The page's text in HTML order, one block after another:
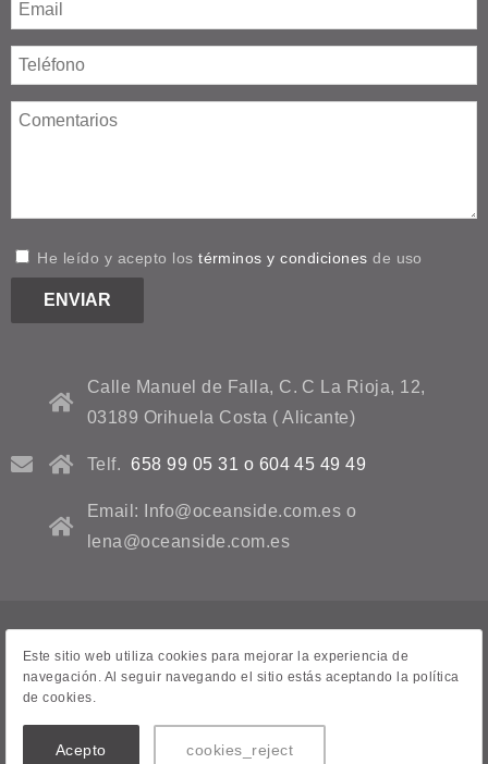
He leído y acepto lostérminos y condiciones de uso
Calle Manuel de Falla, C. C La Rioja, 12,
03189 Orihuela Costa ( Alicante)
Telf. 658 99 05 31 o 604 45 49 49
Email: Info@oceanside.com.es o
lena@oceanside.com.es
Avviso legale
Informativa sulla privacy
Contatto
Este sitio web utiliza cookies para mejorar la experiencia de
navegación. Al seguir navegando el sitio estás aceptando la política
de cookies.
Acepto cookies_reject